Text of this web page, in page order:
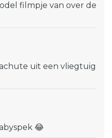
filmpje van over de
uit een vliegtuig
😂